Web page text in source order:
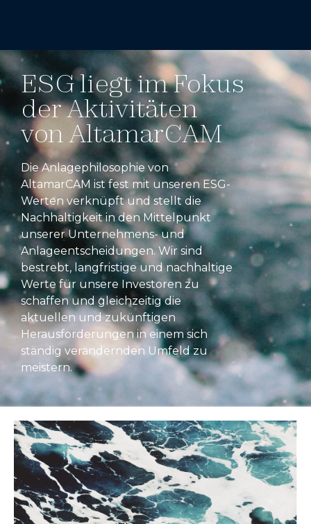
ESG liegt im Fokus
der Aktivitäten
von AltamarCAM
Die Anlagephilosophie von
AltamarCAM ist fest mit unseren ESG-
Werten verknüpft und stellt die
Nachhaltigkeit in den Mittelpunkt
unserer Unternehmens- und
Anlageentscheidungen. Wir sind
bestrebt, langfristige und nachhaltige
Werte für unsere Investoren zu
schaffen und gleichzeitig die
aktuellen und zukünftigen
Herausforderungen in einem sich
ständig verändernden Umfeld zu
meistern.